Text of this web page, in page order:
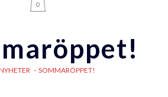
0
- SOMMARÖPPET!